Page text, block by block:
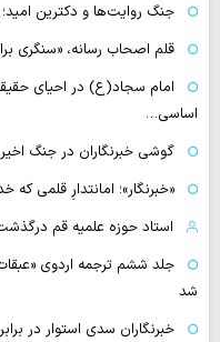
جنگ روایت‌ها و دکترین
قلم اصحاب رسانه، «سنگری
امام سجاد(ع) در احیای
اساسی…
گوشی خبرنگاران در جنگ
«خبرنگار»؛ امانتدارِ قلمی
استاد حوزه علمیه قم
جلد ششم ترجمه اردوی
شد
خبرنگاران سدی استوار در